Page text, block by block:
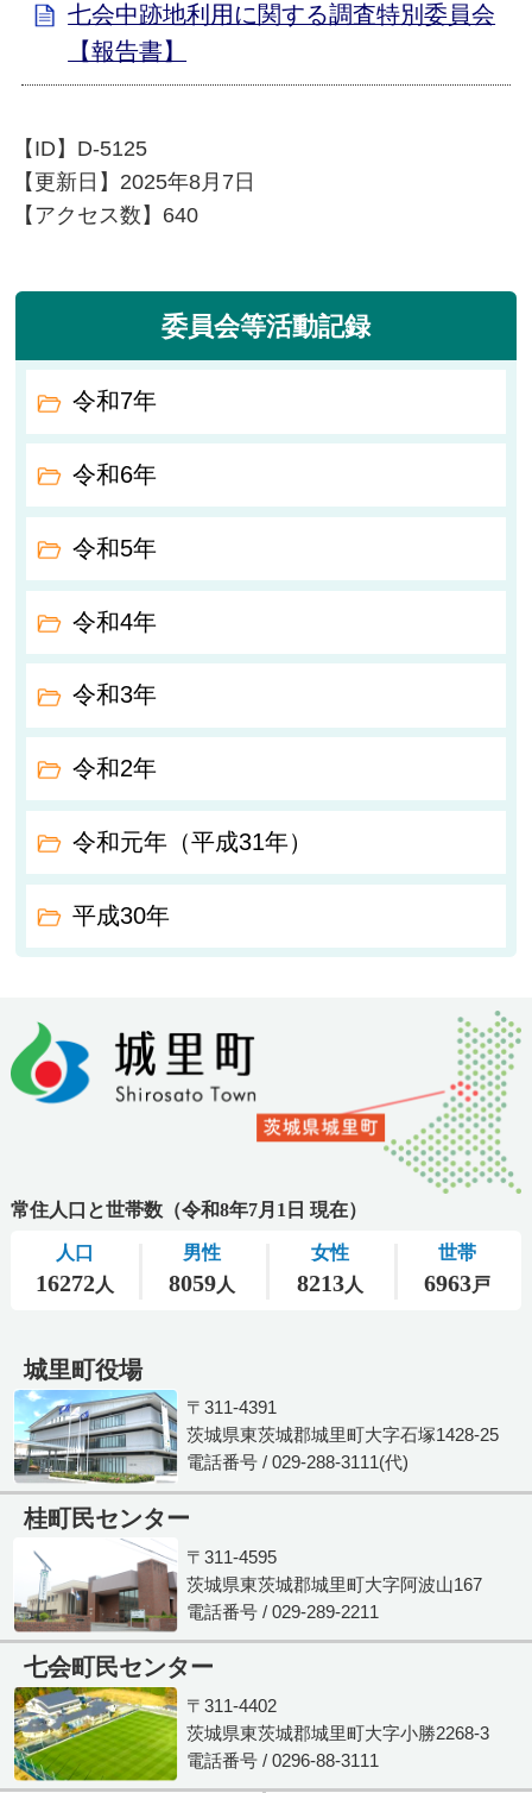
七会中跡地利用に関する調査特別委員会
【報告書】
【ID】 D-5125
【更新日】 2025年8月7日
【アクセス数】 640
委員会等活動記録
令和7年
令和6年
令和5年
令和4年
令和3年
令和2年
令和元年（平成31年）
平成30年
城里町役場
〒311-4391
茨城県東茨城郡城里町大字石塚1428-25
電話番号 / 029-288-3111(代)
桂町民センター
〒311-4595
茨城県東茨城郡城里町大字阿波山167
電話番号 / 029-289-2211
七会町民センター
〒311-4402
茨城県東茨城郡城里町大字小勝2268-3
電話番号 / 0296-88-3111